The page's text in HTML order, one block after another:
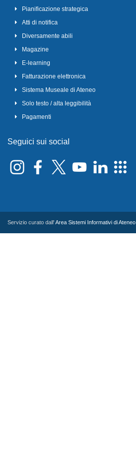
Pianificazione strategica
Atti di notifica
Diversamente abili
Magazine
E-learning
Fatturazione elettronica
Sistema Museale di Ateneo
Solo testo / alta leggibilità
Pagamenti
Seguici sui social
Servizio curato dall'Area Sistemi Informativi di Ateneo